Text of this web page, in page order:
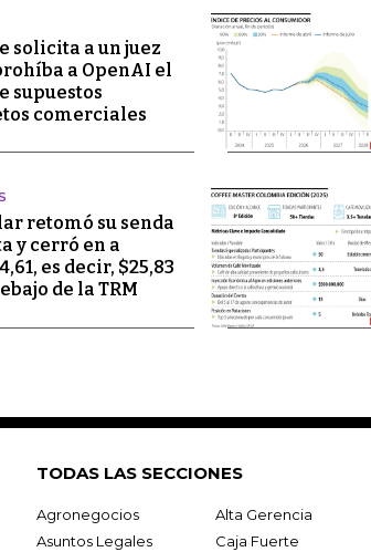
solicita a un juez
a OpenAI el
supuestos
comerciales
retomó su senda
y cerró en a
es decir, $25,83
de la TRM
TODAS LAS SECCIONES
Agronegocios Alta Gerencia
Asuntos Legales
Caja Fuerte